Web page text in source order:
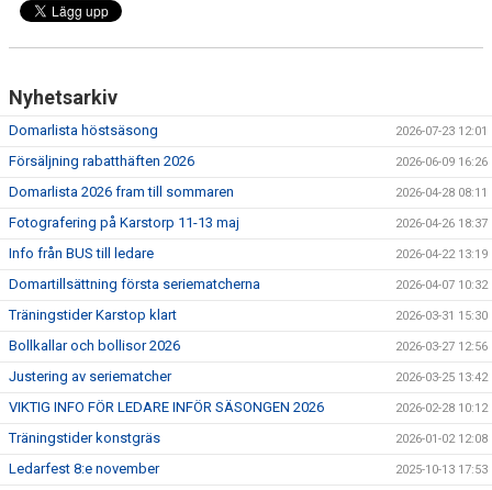
Nyhetsarkiv
Domarlista höstsäsong 2026-07-23 12:01
Försäljning rabatthäften 2026 2026-06-09 16:26
Domarlista 2026 fram till sommaren 2026-04-28 08:11
Fotografering på Karstorp 11-13 maj 2026-04-26 18:37
Info från BUS till ledare 2026-04-22 13:19
Domartillsättning första seriematcherna 2026-04-07 10:32
Träningstider Karstop klart 2026-03-31 15:30
Bollkallar och bollisor 2026 2026-03-27 12:56
Justering av seriematcher 2026-03-25 13:42
VIKTIG INFO FÖR LEDARE INFÖR SÄSONGEN 2026 2026-02-28 10:12
Träningstider konstgräs 2026-01-02 12:08
Ledarfest 8:e november 2025-10-13 17:53